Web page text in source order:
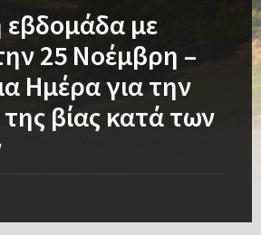
εβδομάδα με
25 Νοέμβρη –
Ημέρα για την
βίας κατά των